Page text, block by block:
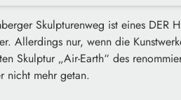
Skulpturenweg ist eines
Allerdings nur, wenn die
Skulptur „Air-Earth“ des
nicht mehr getan.